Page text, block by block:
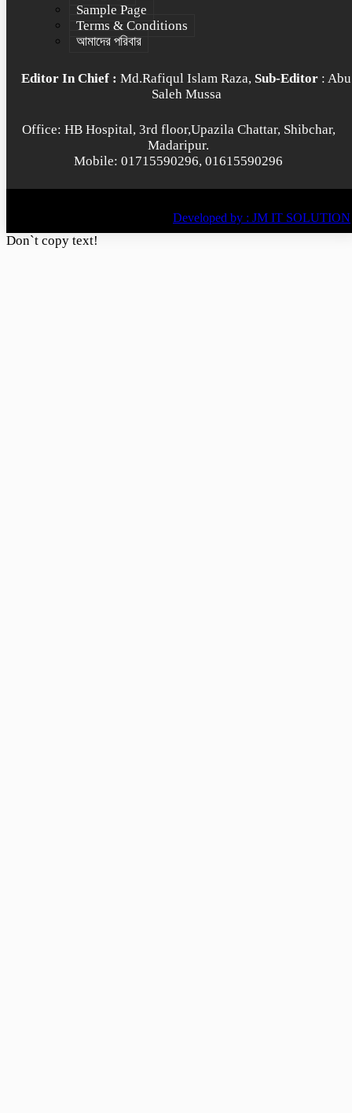
Sample Page
Terms & Conditions
আমাদের পরিবার
Editor In Chief : Md.Rafiqul Islam Raza, Sub-Editor : Abu
Saleh Mussa
Office: HB Hospital, 3rd floor,Upazila Chattar, Shibchar,
Madaripur.
Mobile: 01715590296, 01615590296
Developed by : JM IT SOLUTION
Don`t copy text!